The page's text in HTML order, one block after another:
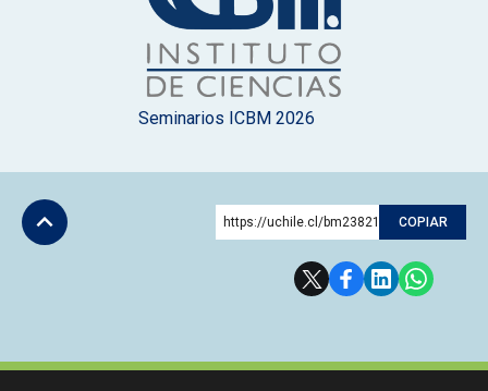
Seminarios ICBM 2026
https://uchile.cl/bm238215 COPIAR